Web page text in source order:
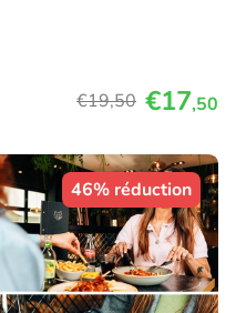
€19,50 €17,50
46% réduction